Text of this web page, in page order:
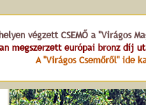
végzett CSEMŐ a "Virágos
megszerzett európai bronz díj
A "Virágos Csemőről" ide